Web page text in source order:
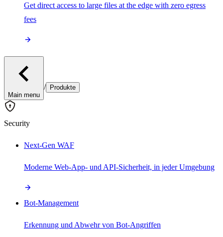
Get direct access to large files at the edge with zero egress
fees
Main menu
/ Produkte
Security
Next-Gen WAF
Moderne Web-App- und API-Sicherheit, in jeder Umgebung
Bot-Management
Erkennung und Abwehr von Bot-Angriffen